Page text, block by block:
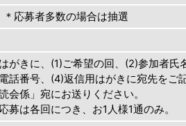
＊応募者多数の場合は抽選
がきに、(1)ご希望の回、(2)参加者氏
話番号、(4)返信用はがきに宛先をご
読会係」宛にお送りください。
募は各回につき、お1人様1通のみ。